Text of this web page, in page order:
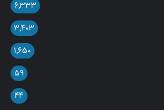
۶,۳۳۳
۳,۴۰۳
۱,۶۵۰
۵۹
۴۴